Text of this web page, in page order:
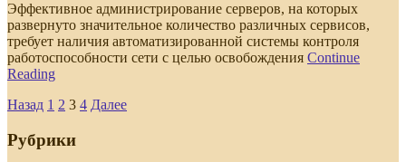
Эффективное администрирование серверов, на которых
развернуто значительное количество различных сервисов,
требует наличия автоматизированной системы контроля
работоспособности сети с целью освобождения Continue
Reading
Пагинация
записей
Назад 1 2 3 4 Далее
Рубрики